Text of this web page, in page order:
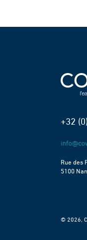
+32
Rue des
5100
© 2026,